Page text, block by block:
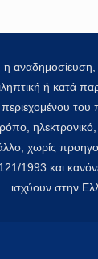
αναδημοσίευση,
ή κατά
του
χωρίς
1993 και
ισχύουν στην